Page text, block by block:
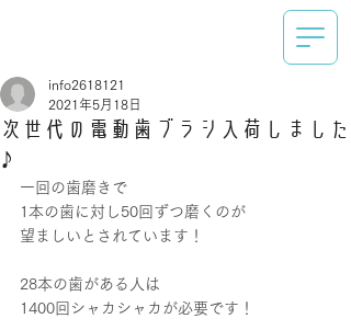
次世代の電動歯ブラシ入荷しました
♪
info2618121
2021年5月18日
一回の歯磨きで
1本の歯に対し50回ずつ磨くのが
望ましいとされています！
28本の歯がある人は
1400回シャカシャカが必要です！